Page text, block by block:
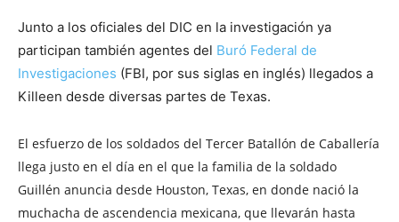
Junto a los oficiales del DIC en la investigación ya
participan también agentes del Buró Federal de
Investigaciones (FBI, por sus siglas en inglés) llegados a
Killeen desde diversas partes de Texas.
El esfuerzo de los soldados del Tercer Batallón de Caballería
llega justo en el día en el que la familia de la soldado
Guillén anuncia desde Houston, Texas, en donde nació la
muchacha de ascendencia mexicana, que llevarán hasta